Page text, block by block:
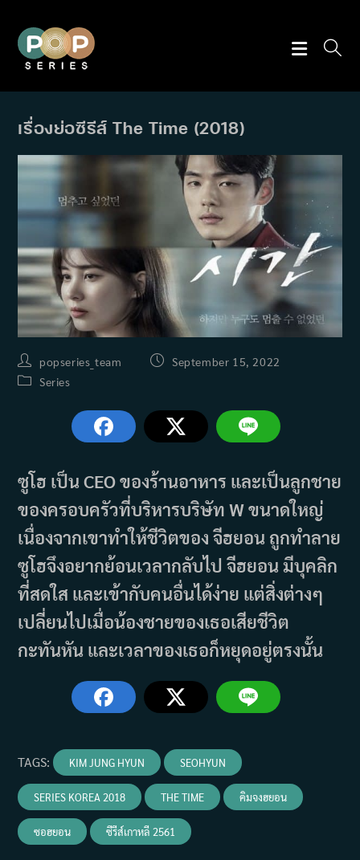
content
เรื่องย่อซีรีส์ The Time (2018)
Post
author:
popseries_team
PostSeptember 15, 2022
PostSeries
ซูโฮ เป็น CEO ของร้านอาหาร และเป็นลูกชาย
ของครอบครัวที่บริหารบริษัท W ขนาดใหญ่
เนื่องจากเขาทำให้ชีวิตของ จีฮยอน ถูกทำลาย
ซูโฮจึงอยากย้อนเวลากลับไป จีฮยอน มีบุคลิก
ที่สดใส และเข้ากับคนอื่นได้ง่าย แต่สิ่งต่างๆ
เปลี่ยนไปเมื่อน้องชายของเธอเสียชีวิต
กะทันหัน และเวลาของเธอก็หยุดอยู่ตรงนั้น
TAGS: KIM JUNG HYUN SEOHYUN
SERIES KOREA 2018 THE TIME คิมจงฮยอน
ซอฮยอน ซีรีส์เกาหลี 2561